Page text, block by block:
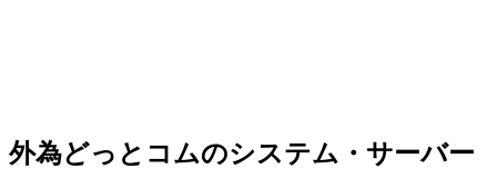
外為どっとコムのシステム・サーバー